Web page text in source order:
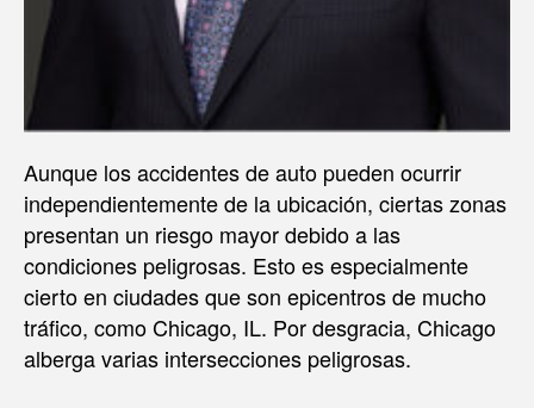
Aunque los accidentes de auto pueden ocurrir
independientemente de la ubicación, ciertas zonas
presentan un riesgo mayor debido a las
condiciones peligrosas. Esto es especialmente
cierto en ciudades que son epicentros de mucho
tráfico, como Chicago, IL. Por desgracia, Chicago
alberga varias intersecciones peligrosas.